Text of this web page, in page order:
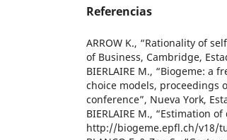
Referencias
ARROW K., “Rationality of
of Business, Cambridge,
BIERLAIRE M., “Biogeme: a
choice models, proceedings
conference”, Nueva York,
BIERLAIRE M., “Estimation
http://biogeme.epfl.ch/v18/